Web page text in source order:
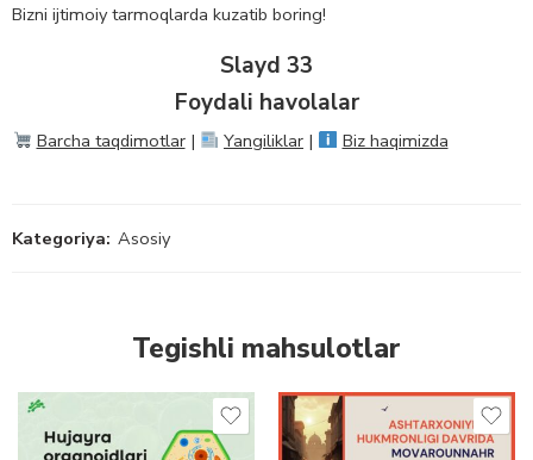
Bizni ijtimoiy tarmoqlarda kuzatib boring!
Slayd 33
Foydali havolalar
Barcha taqdimotlar| Yangiliklar | Biz haqimizda
Kategoriya: Asosiy
Tegishli mahsulotlar